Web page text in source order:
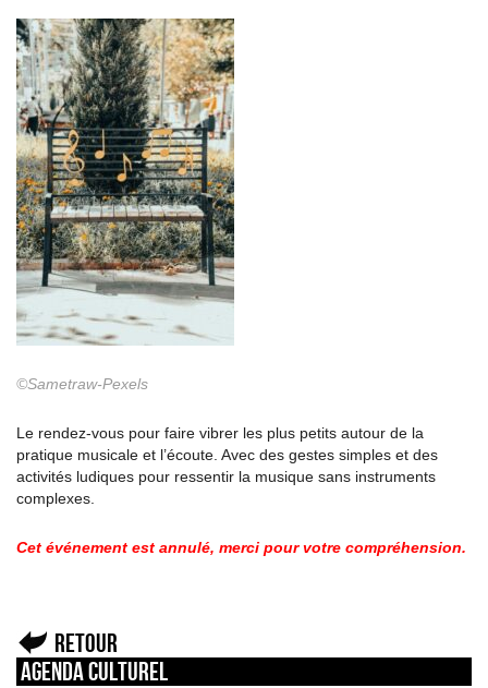
©Sametraw-Pexels
Le rendez-vous pour faire vibrer les plus petits autour de la
pratique musicale et l’écoute. Avec des gestes simples et des
activités ludiques pour ressentir la musique sans instruments
complexes.
Cet événement est annulé, merci pour votre compréhension.
Retour
Agenda culturel